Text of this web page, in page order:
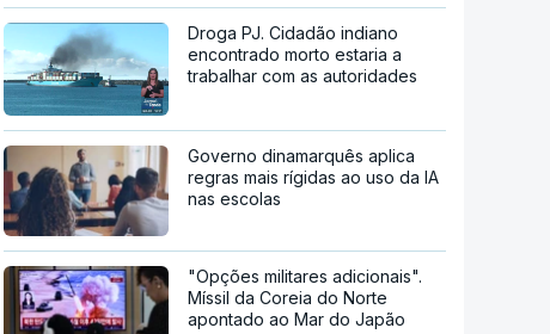
Droga PJ. Cidadão indiano
encontrado morto estaria a
trabalhar com as autoridades
Governo dinamarquês aplica
regras mais rígidas ao uso da IA
nas escolas
"Opções militares adicionais".
Míssil da Coreia do Norte
apontado ao Mar do Japão